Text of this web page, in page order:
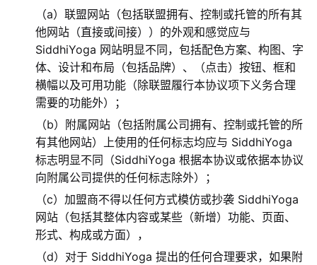
（a）联盟网站（包括联盟拥有、控制或托管的所有其
他网站（直接或间接））的外观和感觉应与
SiddhiYoga 网站明显不同，包括配色方案、构图、字
体、设计和布局（包括品牌）、（点击）按钮、框和
横幅以及可用功能（除联盟履行本协议项下义务合理
需要的功能外）；
（b）附属网站（包括附属公司拥有、控制或托管的所
有其他网站）上使用的任何标志均应与 SiddhiYoga
标志明显不同（SiddhiYoga 根据本协议或依据本协议
向附属公司提供的任何标志除外）；
（c）加盟商不得以任何方式模仿或抄袭 SiddhiYoga
网站（包括其整体内容或某些（新增）功能、页面、
形式、构成或方面），
（d）对于 SiddhiYoga 提出的任何合理要求，如果附